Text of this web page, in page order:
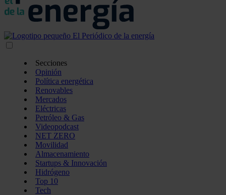
Secciones
Opinión
Política energética
Renovables
Mercados
Eléctricas
Petróleo & Gas
Videopodcast
NET ZERO
Movilidad
Almacenamiento
Startups & Innovación
Hidrógeno
Top 10
Tech